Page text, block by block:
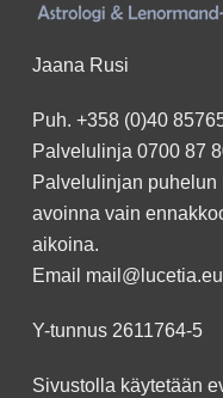
Jaana Rusi
Puh. +358 (0)40
Palvelulinja 0700 87
Palvelulinjan puhelun
avoinna vain
aikoina.
Email mail@lucetia.eu
Y-tunnus 2611764-5
Sivustolla käytetään